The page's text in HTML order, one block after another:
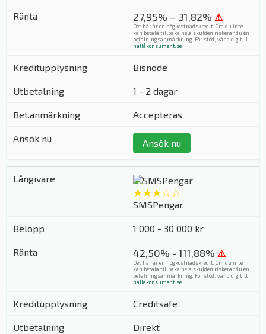
27,95% – 31,82% ⚠
Det här är en högkostnadskredit. Om du inte
kan betala tillbaka hela skulden riskerar du en
betalningsanmärkning. För stöd, vänd dig till
hallåkonsument.se.
Bisnode
1 - 2 dagar
Accepteras
Ansök nu
★★★☆☆
SMSPengar
1 000 - 30 000 kr
42,50% - 111,88% ⚠
Det här är en högkostnadskredit. Om du inte
kan betala tillbaka hela skulden riskerar du en
betalningsanmärkning. För stöd, vänd dig till
hallåkonsument.se
Creditsafe
Direkt